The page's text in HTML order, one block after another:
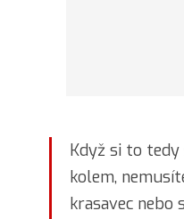
Když si to tedy
kolem,
krasavec nebo